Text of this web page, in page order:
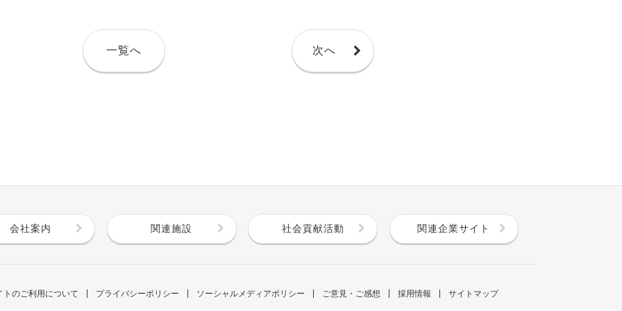
一覧へ 次へ
会社案内 関連施設 社会貢献活動 関連企業サイト
トのご利用について プライバシーポリシー ソーシャルメディアポリシー ご意見・ご感想 採用情報 サイトマップ